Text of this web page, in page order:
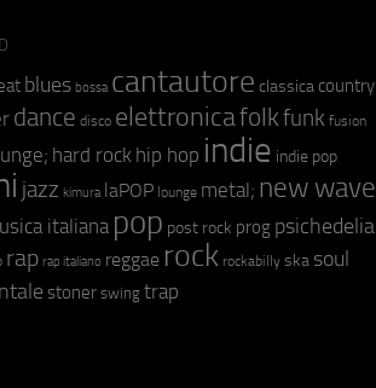
blues bossa cantautore classica country
dance disco elettronicafolkfunk fusion
hard rock hip hop indie indie pop
jazz kimura laPOP lounge metal; new wave
italiana pop post rock prog psichedelia
rap rap italiano reggae rock rockabilly ska soul
stoner swing trap